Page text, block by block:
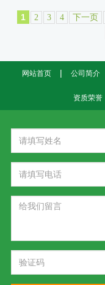
1 2 3 4 下一页
网站首页 | 公司简介
资质荣誉